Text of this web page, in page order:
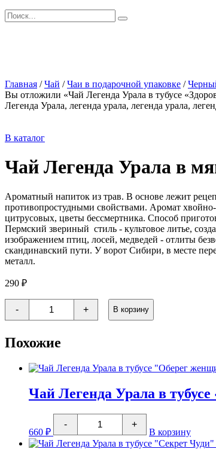
Искать:
Главная /Чай /Чаи в подарочной упаковке /
Вы отложили «Чай Легенда Урала в тубусе
Легенда Урала, легенда урала, легенда урала,
В каталог
Чай Легенда Урала в
Ароматный напиток из трав. В основе лежит
противопростудными свойствами. Аромат
цитрусовых, цветы бессмертника. Способ
Пермский звериный стиль - культовое литье,
изображением птиц, лосей, медведей - отлиты
скандинавский пути. У ворот Сибири, в месте
металл.
290 ₽
-
Количество
товара
Чай
Урала
в
упаковке
Чуди"
50гр
+ В корзину
Похожие
Чай Легенда Урала в
660 ₽
-
Количество
товара
Чай
Легенда
+
В корзину